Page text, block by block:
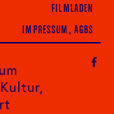
FILMLADEN
IMPRESSUM, AGBS